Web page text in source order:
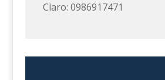
Claro: 0986917471